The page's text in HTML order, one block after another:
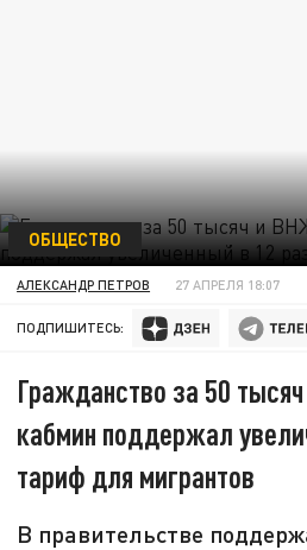
ОБЩЕСТВО
АЛЕКСАНДР ПЕТРОВ 27 АПРЕЛЯ 18:07
ПОДПИШИТЕСЬ:
Гражданство за 50
кабмин поддержал
тариф для мигрантов
В правительстве